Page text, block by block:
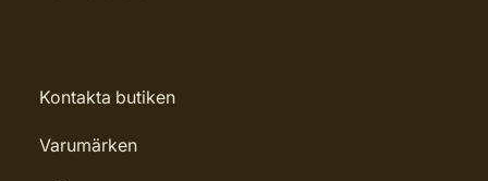
Kontakta butiken
Varumärken